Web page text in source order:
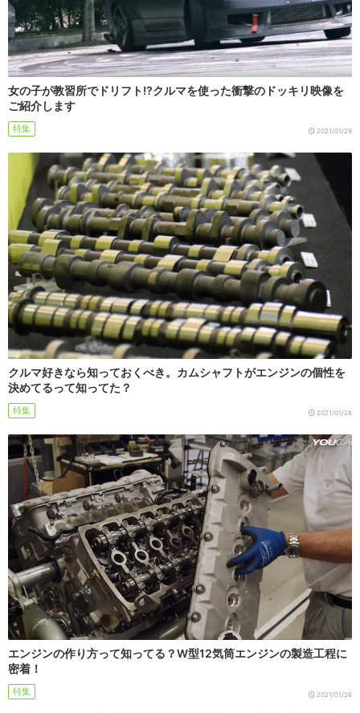
女の子が教習所でドリフト!?クルマを使った衝撃のドッキリ映像を
ご紹介します
特集 2021/01/29
クルマ好きなら知っておくべき。カムシャフトがエンジンの個性を
決めてるって知ってた？
特集 2021/01/28
エンジンの作り方って知ってる？W型12気筒エンジンの製造工程に
密着！
特集 2021/01/26